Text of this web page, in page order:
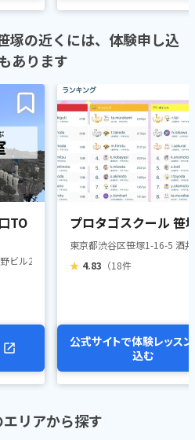
塚の近くには、体験申し込
あります
TO
ビル2F
プロタゴスクール 笹
東京都渋谷区笹塚1-16-5 酒
★ 4.83 （18件
公式サイトで体験レッス
込む
リアから探す